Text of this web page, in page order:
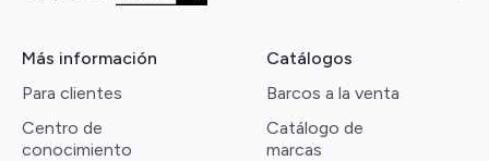
Más información
Para clientes
Centro de
conocimiento
Catálogos
Barcos a la venta
Catálogo de
marcas